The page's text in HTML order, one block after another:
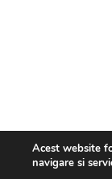
Acest website
navigare si